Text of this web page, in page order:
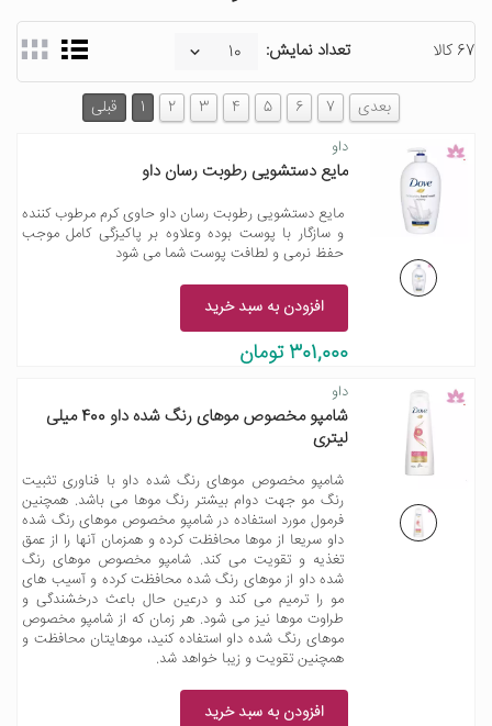
67 کالا تعداد نمایش:
قبلی 1 2 3 4 5 6 7 بعدی
داو
مایع دستشویی رطوبت رسان داو
مایع دستشویی رطوبت رسان داو حاوی کرم مرطوب کننده
و سازگار با پوست بوده وعلاوه بر پاکیزگی کامل موجب
حفظ نرمی و لطافت پوست شما می شود
افزودن به سبد خرید
301,000 تومان
داو
شامپو مخصوص موهای رنگ شده داو 400 میلی
لیتری
شامپو مخصوص موهای رنگ شده داو با فناوری تثبیت
رنگ مو جهت دوام بیشتر رنگ موها می باشد. همچنین
فرمول مورد استفاده در شامپو مخصوص موهای رنگ شده
داو سریعا از موها محافظت کرده و همزمان آنها را از عمق
تغذیه و تقویت می کند. شامپو مخصوص موهای رنگ
شده داو از موهای رنگ شده محافظت کرده و آسیب های
مو را ترمیم می کند و درعین حال باعث درخشندگی و
طراوت موها نیز می شود. هر زمان که از شامپو مخصوص
موهای رنگ شده داو استفاده کنید، موهایتان محافظت و
همچنین تقویت و زیبا خواهد شد.
افزودن به سبد خرید